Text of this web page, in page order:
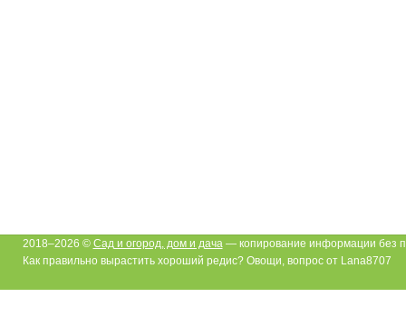
2018–2026 © Сад и огород, дом и дача— копирование информации без
Как правильно вырастить хороший редис? Овощи, вопрос от Lana8707